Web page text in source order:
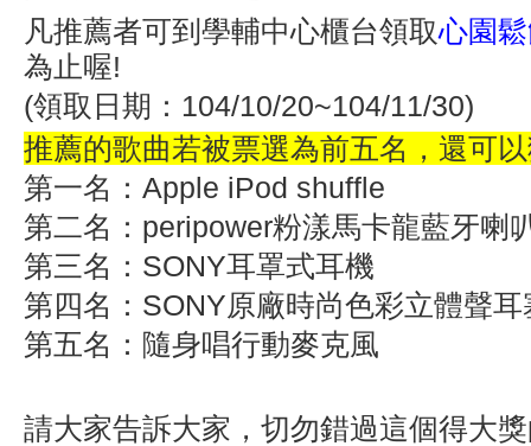
凡推薦者可到學輔中心櫃台領取心園
為止喔!
(領取日期：104/10/20~104/11/30)
推薦的歌曲若被票選為前五名，還可
第一名：Apple iPod shuffle
第二名：peripower粉漾馬卡龍藍牙喇
第三名：SONY耳罩式耳機
第四名：SONY原廠時尚色彩立體聲
第五名：隨身唱行動麥克風
請大家告訴大家，切勿錯過這個得大